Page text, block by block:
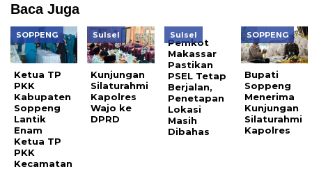
Baca Juga
SOPPENG
Ketua TP
PKK
Kabupaten
Soppeng
Lantik
Enam
Ketua TP
PKK
Kecamatan
Sulsel
Kunjungan
Silaturahmi
Kapolres
Wajo ke
DPRD
Sulsel
Pemkot
Makassar
Pastikan
PSEL Tetap
Berjalan,
Penetapan
Lokasi
Masih
Dibahas
SOPPENG
Bupati
Soppeng
Menerima
Kunjungan
Silaturahmi
Kapolres